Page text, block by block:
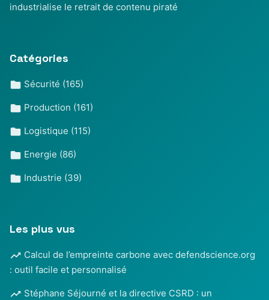
industrialise le retrait de contenu piraté
Catégories
Sécurité (165)
Production (161)
Logistique (115)
Energie (86)
Industrie (39)
Les plus vus
Calcul de l’empreinte carbone avec defendscience.org
: outil facile et personnalisé
Stéphane Séjourné et la directive CSRD : un